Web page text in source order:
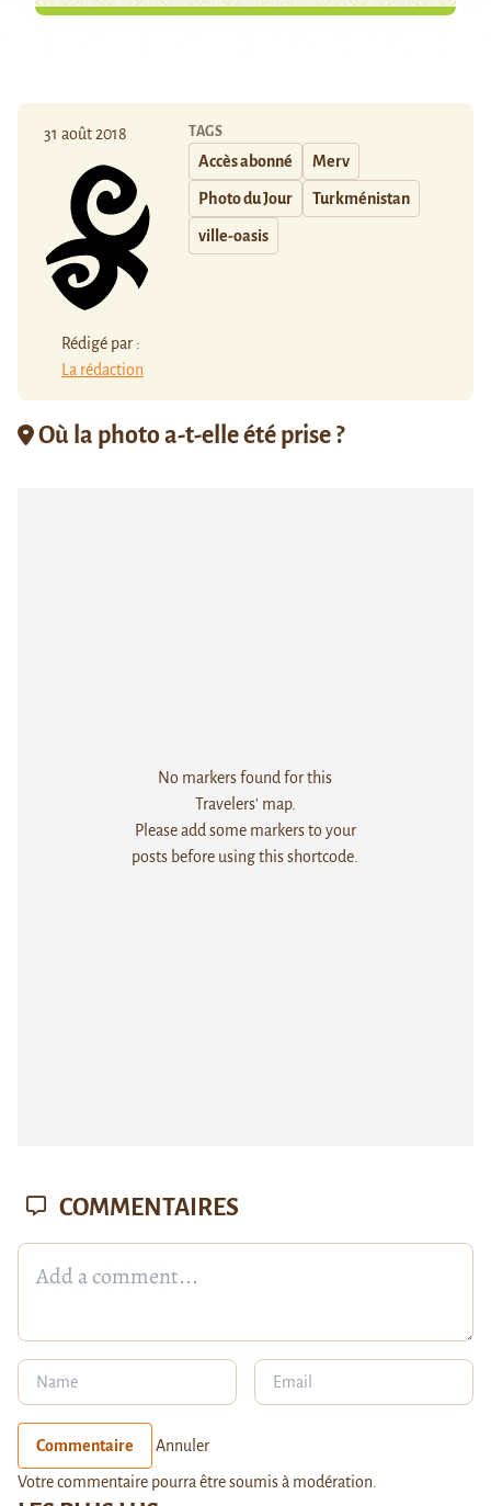
31 août 2018
Rédigé par :
La rédaction
TAGS
Accès abonné Merv
Photo du Jour Turkménistan
ville-oasis
Où la photo a-t-elle été prise ?
No markers found for this
Travelers' map.
Please add some markers to your
posts before using this shortcode.
COMMENTAIRES
Commentaire Annuler
Votre commentaire pourra être soumis à modération.